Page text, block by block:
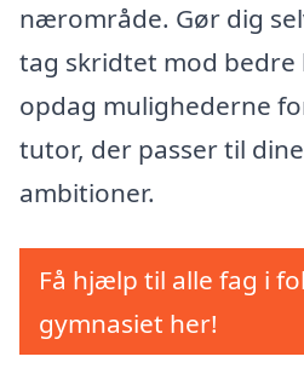
nærområde. Gør dig
tag skridtet mod bedre
opdag mulighederne
tutor, der passer til
ambitioner.
Få hjælp til alle fag i
gymnasiet her!